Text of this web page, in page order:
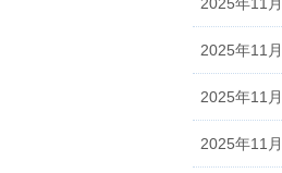
2025年11
2025年11
2025年11